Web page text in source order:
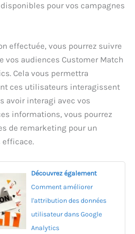
pour vos campagnes
effectuée, vous pourrez suivre
vos audiences Customer Match
Cela vous permettra
ces utilisateurs interagissent
avoir interagi avec vos
informations, vous pourrez
de remarketing pour un
efficace.
Découvrez également
Comment améliorer
l'attribution des données
utilisateur dans Google
Analytics